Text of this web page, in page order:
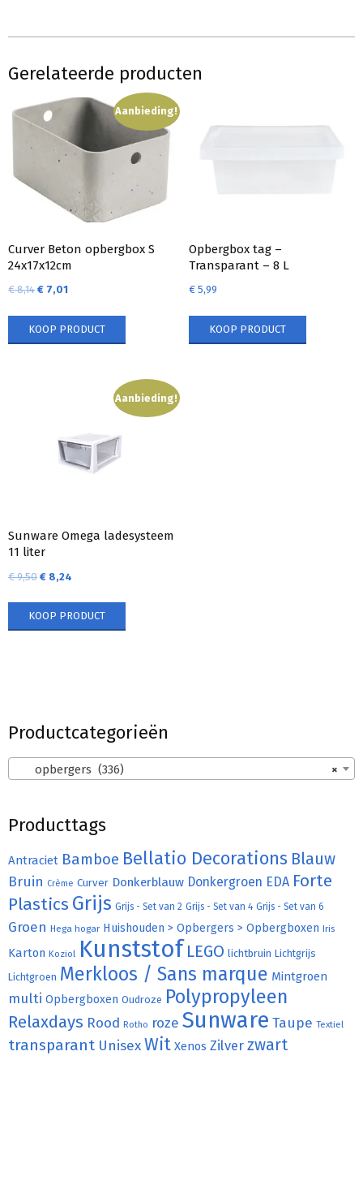
Gerelateerde producten
Aanbieding!
Curver Beton opbergbox S
24x17x12cm
€8,14 € 7,01
KOOP PRODUCT
Opbergbox tag –
Transparant – 8 L
€5,99
KOOP PRODUCT
Aanbieding!
Sunware Omega ladesysteem
11 liter
€9,50 € 8,24
KOOP PRODUCT
Productcategorieën
×
opbergers (336)
Producttags
Antraciet Bamboe Bellatio Decorations Blauw
Bruin Crème Curver Donkerblauw Donkergroen EDA Forte
Plastics Grijs Grijs - Set van 2 Grijs - Set van 4 Grijs - Set van 6
Groen Hega hogar Huishouden > Opbergers > Opbergboxen Iris
Karton Koziol Kunststof LEGO lichtbruin Lichtgrijs
Lichtgroen Merkloos / Sans marque Mintgroen
multi Opbergboxen Oudroze Polypropyleen
Relaxdays Rood Rotho roze Sunware Taupe Textiel
transparant UnisexWit Xenos Zilver zwart